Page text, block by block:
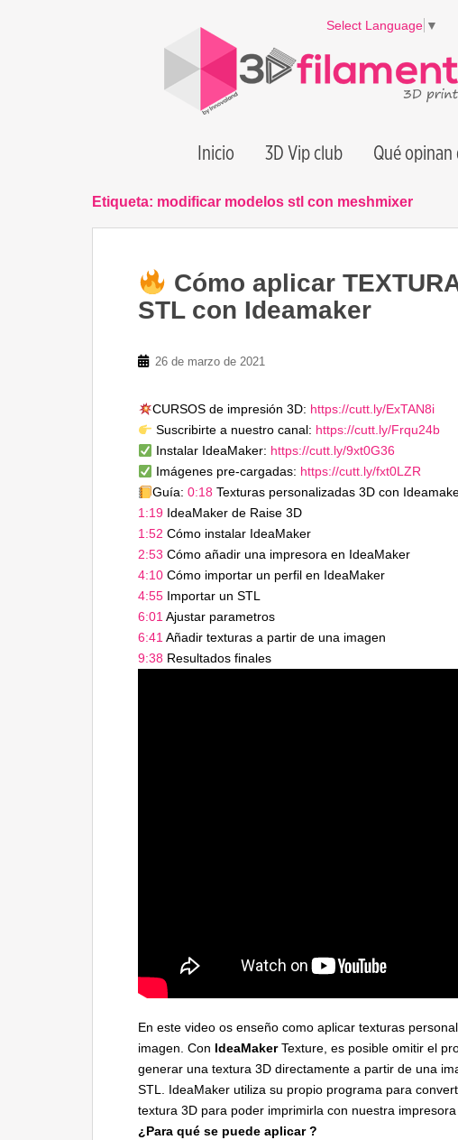
Select Language ▼
Inicio 3D Vip club Qué
Etiqueta: modificar modelos stl con meshmixer
Cómo aplicar
STL con Ideamaker
26 de marzo de 2021
CURSOS de impresión 3D: https://cutt.ly/ExTAN8i​
Suscribirte a nuestro canal: https://cutt.ly/Frqu24b
Instalar IdeaMaker: https://cutt.ly/9xt0G36
Imágenes pre-cargadas: https://cutt.ly/fxt0LZR
Guía: 0:18 Texturas personalizadas 3D con
1:19 ​ IdeaMaker de Raise 3D
1:52 ​ Cómo instalar IdeaMaker
2:53 ​ Cómo añadir una impresora en IdeaMaker
4:10 ​ Cómo importar un perfil en IdeaMaker
4:55 ​ Importar un STL
6:01​ Ajustar parametros
6:41​ Añadir texturas a partir de una imagen
9:38 ​ Resultados finales
En este video os enseño como aplicar texturas
imagen. Con IdeaMakerTexture, es posible omitir el
generar una textura 3D directamente a partir de una
STL. IdeaMaker utiliza su propio programa para
textura 3D para poder imprimirla con nuestra
¿Para qué se puede aplicar ?